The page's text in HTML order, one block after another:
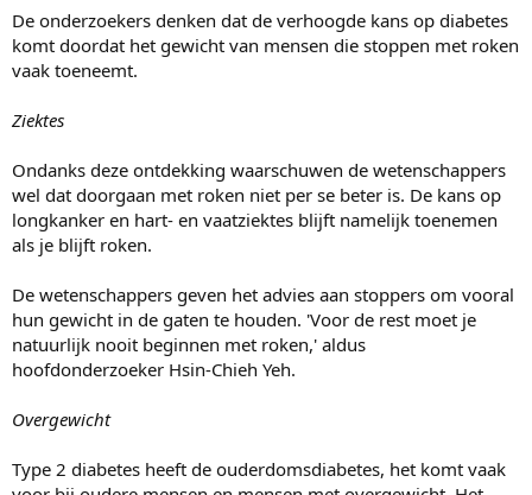
De onderzoekers denken dat de verhoogde kans op diabetes
komt doordat het gewicht van mensen die stoppen met roken
vaak toeneemt.
Ziektes
Ondanks deze ontdekking waarschuwen de wetenschappers
wel dat doorgaan met roken niet per se beter is. De kans op
longkanker en hart- en vaatziektes blijft namelijk toenemen
als je blijft roken.
De wetenschappers geven het advies aan stoppers om vooral
hun gewicht in de gaten te houden. 'Voor de rest moet je
natuurlijk nooit beginnen met roken,' aldus
hoofdonderzoeker Hsin-Chieh Yeh.
Overgewicht
Type 2 diabetes heeft de ouderdomsdiabetes, het komt vaak